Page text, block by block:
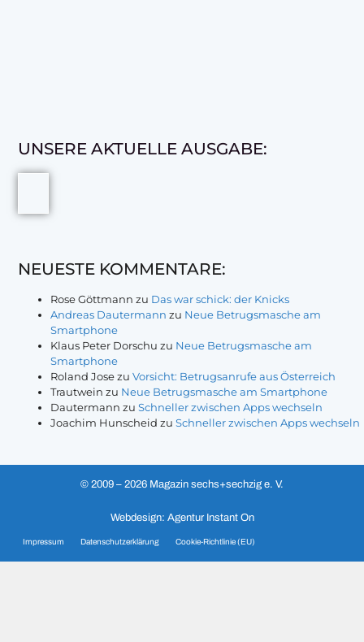
UNSERE AKTUELLE AUSGABE:
NEUESTE KOMMENTARE:
Rose Göttmann zu Das war schick: der Knicks
Andreas Dautermann zu Neue Betrugsmasche am
Smartphone
Klaus Peter Dorschu zu Neue Betrugsmasche am
Smartphone
Roland JosezuVorsicht: Betrugsanrufe aus Österreich
Trautwein zu Neue Betrugsmasche am Smartphone
Dautermann zuSchneller zwischen Apps wechseln
Joachim Hunscheid zuSchneller zwischen Apps wechseln
© 2009 – 2026 Magazin sechs+sechzig e. V.
Webdesign: Agentur Instant On
Impressum Datenschutzerklärung Cookie-Richtlinie (EU)